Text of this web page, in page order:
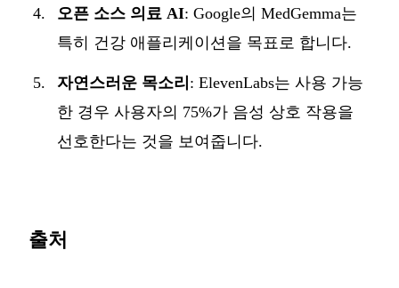
오픈 소스 의료 AI: Google의 MedGemma는
특히 건강 애플리케이션을 목표로 합니다.
자연스러운 목소리 : ElevenLabs는 사용 가능
한 경우 사용자의 75%가 음성 상호 작용을
선호한다는 것을 보여줍니다.
출처